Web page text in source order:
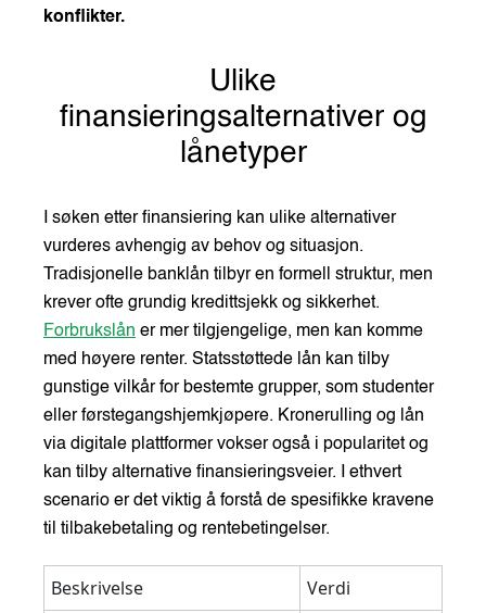
konflikter.
Ulike
finansieringsalternativer og
lånetyper
I søken etter finansiering kan ulike alternativer
vurderes avhengig av behov og situasjon.
Tradisjonelle banklån tilbyr en formell struktur, men
krever ofte grundig kredittsjekk og sikkerhet.
Forbrukslån er mer tilgjengelige, men kan komme
med høyere renter. Statsstøttede lån kan tilby
gunstige vilkår for bestemte grupper, som studenter
eller førstegangshjemkjøpere. Kronerulling og lån
via digitale plattformer vokser også i popularitet og
kan tilby alternative finansieringsveier. I ethvert
scenario er det viktig å forstå de spesifikke kravene
til tilbakebetaling og rentebetingelser.
Beskrivelse
Verdi